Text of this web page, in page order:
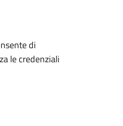
di
le credenziali